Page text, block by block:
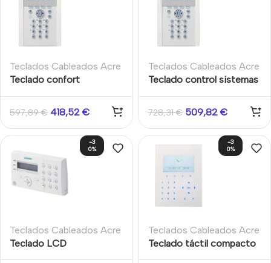
Teclados Cableados Acre
Teclado confort
sistemas SPC.
597,89€ 418,52 €
Teclados Cableados Acre
Teclado control sistemas
SPCK623.100-N Comfort
Keypad
728,31€ 509,82 €
-3
0%
Teclados Cableados Acre
Teclado LCD
-3
0%
Teclados Cableados Acre
Teclado táctil compacto